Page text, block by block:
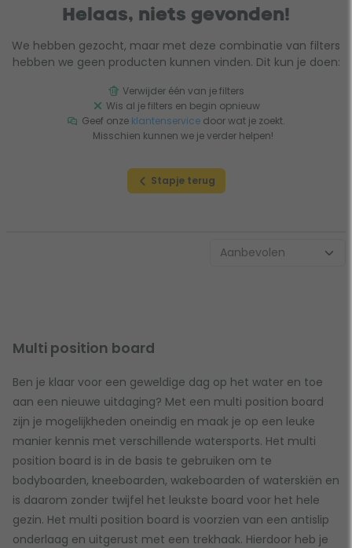
Helaas, niets gevonden!
We hebben gezocht, maar met deze combinatie van filters
hebben we geen producten kunnen vinden. Dit kun je doen:
Verwijder één van je filters
Wis al je filters en begin opnieuw
Geef onze klantenservicedoor wat je zoekt.
Misschien kunnen we je verder helpen!
Stapje terug
Multi position board
Ben je klaar voor een geweldige dag op het water en toe
aan een nieuwe uitdaging? Met een multi position board
zijn je mogelijkheden oneindig en maak je op een leuke
manier kennis met verschillende watersports. Het multi
position board is in de basis te gebruiken om te
bodyboarden, kneeboarden, wakeboarden of waterskiën en
is daarom zonder twijfel het leukste board voor het hele
gezin. Het multi position board is voorzien van een antislip
onderlaag en uitgerust met een trekhaak. Hierdoor heb je